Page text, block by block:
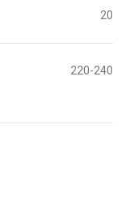
20
220-240